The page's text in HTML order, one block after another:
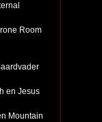
Room
en Jesus
Mountain